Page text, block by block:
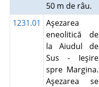
50 m de râu.
1231.01
Aşezarea
eneolitică de
la Aiudul de
Sus - Ieşire
spre Margina.
Aşezarea se